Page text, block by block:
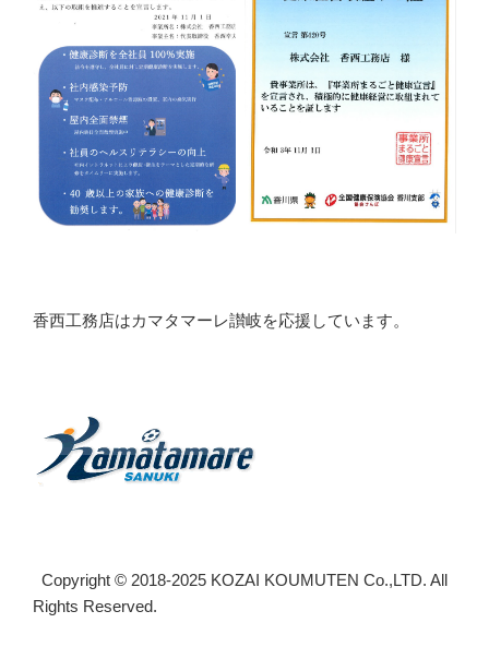
香西工務店はカマタマーレ讃岐を応援しています。
Copyright © 2018-2025 KOZAI KOUMUTEN Co.,LTD. All
Rights Reserved.